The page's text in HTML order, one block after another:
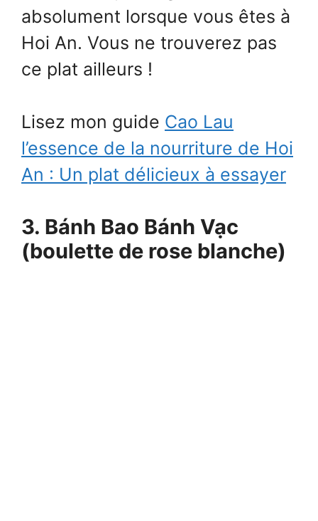
absolument lorsque vous êtes à
Hoi An. Vous ne trouverez pas
ce plat ailleurs !
Lisez mon guide Cao Lau
l’essence de la nourriture de Hoi
An : Un plat délicieux à essayer
3. Bánh Bao Bánh Vạc
(boulette de rose blanche)